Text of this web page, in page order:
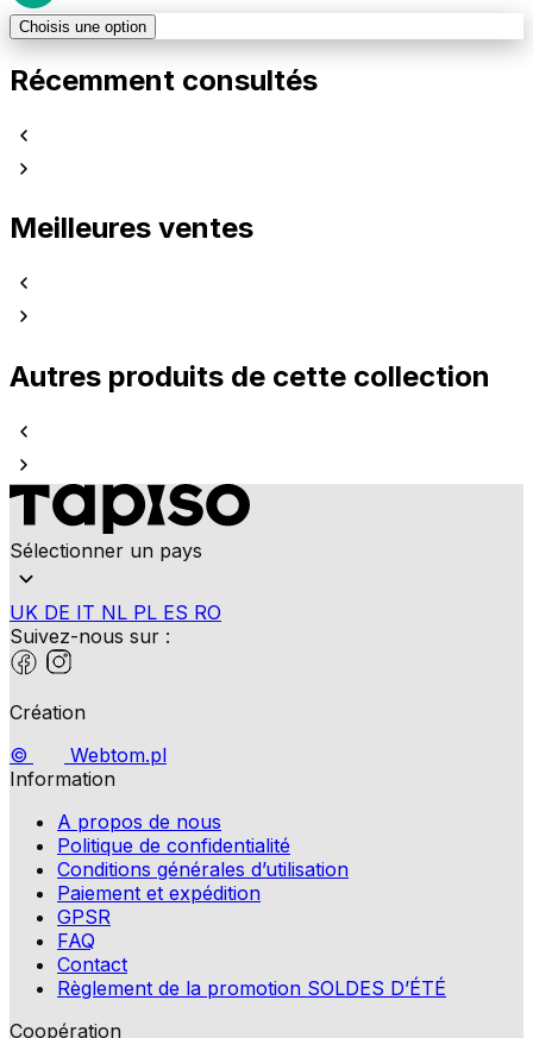
Choisis une option
Récemment consultés
Meilleures ventes
Autres produits de cette collection
Sélectionner un pays
UK DE IT NL PL ES RO
Suivez-nous sur :
Création
©
Webtom.pl
Information
A propos de nous
Politique de confidentialité
Conditions générales d’utilisation
Paiement et expédition
GPSR
FAQ
Contact
Règlement de la promotion SOLDES D’ÉTÉ
Coopération